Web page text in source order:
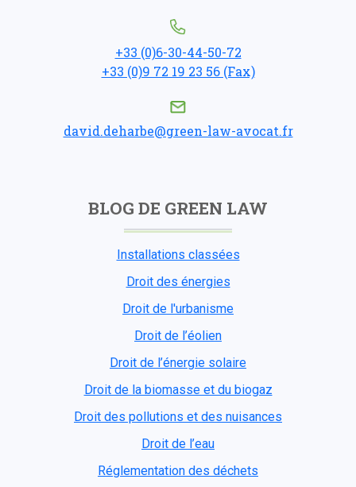
+33 (0)6-30-44-50-72
+33 (0)9 72 19 23 56 (Fax)
david.deharbe@green-law-avocat.fr
BLOG DE GREEN LAW
Installations classées
Droit des énergies
Droit de l'urbanisme
Droit de l’éolien
Droit de l’énergie solaire
Droit de la biomasse et du biogaz
Droit des pollutions et des nuisances
Droit de l’eau
Réglementation des déchets